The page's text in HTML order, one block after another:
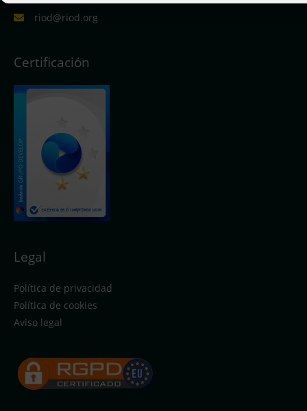
riod@riod.org
Certificación
Legal
Política de privacidad
Política de cookies
Aviso legal